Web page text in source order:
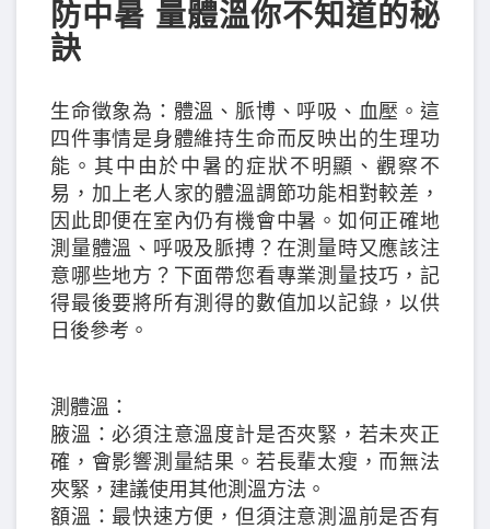
防中暑 量體溫你不知道的秘
訣
生命徵象為：體溫、脈博、呼吸、血壓。這
四件事情是身體維持生命而反映出的生理功
能。其中由於中暑的症狀不明顯、觀察不
易，加上老人家的體溫調節功能相對較差，
因此即便在室內仍有機會中暑。如何正確地
測量體溫、呼吸及脈搏？在測量時又應該注
意哪些地方？下面帶您看專業測量技巧，記
得最後要將所有測得的數值加以記錄，以供
日後參考。
測體溫：
腋溫：必須注意溫度計是否夾緊，若未夾正
確，會影響測量結果。若長輩太瘦，而無法
夾緊，建議使用其他測溫方法。
額溫：最快速方便，但須注意測溫前是否有